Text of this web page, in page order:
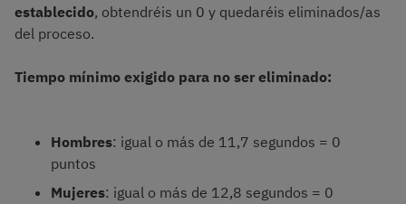
establecido, obtendréis un 0 y quedaréis eliminados/as
del proceso.
Tiempo mínimo exigido para no ser eliminado:
Hombres: igual o más de 11,7 segundos = 0
puntos
Mujeres: igual o más de 12,8 segundos = 0